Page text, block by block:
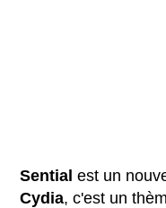
Sential est un
Cydia, c'est un